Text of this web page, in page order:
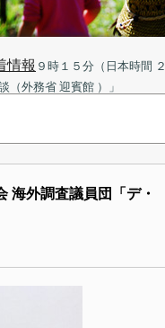
情報 ９時１５分（日本時間 ２
（外務省 迎賓館 ）」
海外調査議員団「デ・